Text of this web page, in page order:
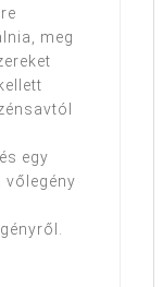
meg
egy
vőlegény